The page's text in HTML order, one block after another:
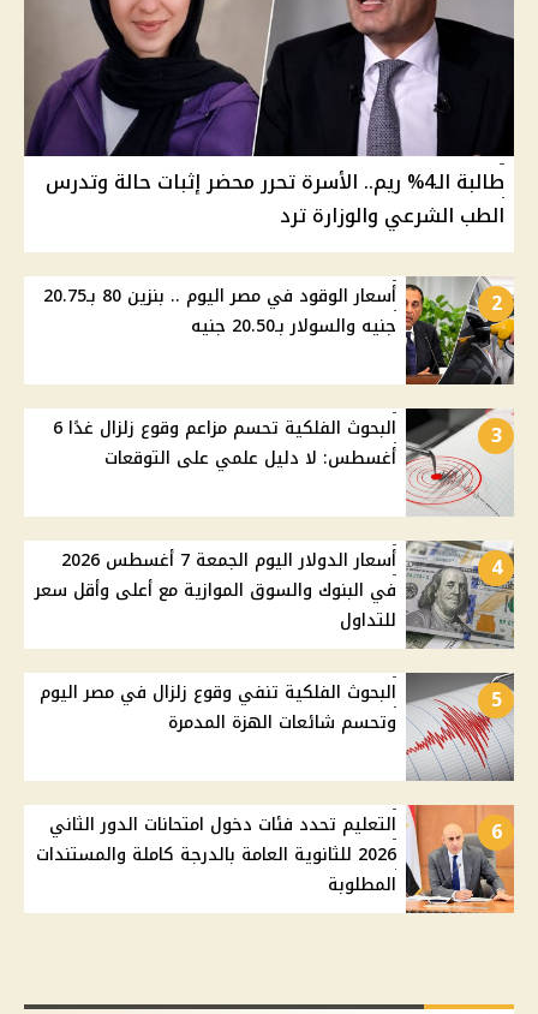
طالبة الـ4% ريم.. الأسرة تحرر محضر إثبات حالة وتدرس
الطب الشرعي والوزارة ترد
2
أسعار الوقود في مصر اليوم .. بنزين 80 بـ20.75
جنيه والسولار بـ20.50 جنيه
3
البحوث الفلكية تحسم مزاعم وقوع زلزال غدًا 6
أغسطس: لا دليل علمي على التوقعات
4
أسعار الدولار اليوم الجمعة 7 أغسطس 2026
في البنوك والسوق الموازية مع أعلى وأقل سعر
للتداول
5
البحوث الفلكية تنفي وقوع زلزال في مصر اليوم
وتحسم شائعات الهزة المدمرة
6
التعليم تحدد فئات دخول امتحانات الدور الثاني
2026 للثانوية العامة بالدرجة كاملة والمستندات
المطلوبة